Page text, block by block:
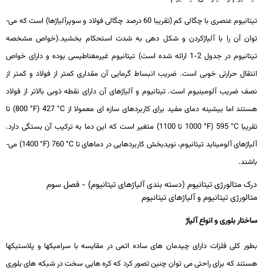
تیتانیوم عنصری با چگالی کم (تقریبا 60 درصد چگالی فولاد و سوپرآلیاژها) است که می­
توان آن را با آلیاژکردن و شکل دهی به شدت استحکام بخشید.(خواص مشخصه
تیتانیوم در جدول 2-1 ارائه شده است) تیتانیوم غیرمغناطیسی بوده و دارای خواص
انتقال حرارتی خوبی است. ضریب انبساط گرمایی آن مقداری کمتر از فولاد و کمتر از
نصف ضریب آلومینیوم است. تیتانیوم و آلیاژهای آن دارای نقطه ذوبی بالاتر از فولاد
هستند اما بیشینه دمای مفید برای کاربردهای سازه­ ای معمولا از °C
427 (
°F
800) تا
تقریبا °C
595 (
°F
1000 تا 1100) متغیر است که این دما به ترکیب آن بستگی دارد.
آلیاژهای آلومیناید تیتانیوم، نویدبخش کاربردهایی در دماهای تا °C
760 (
°F
1400) می­
باشند.
درک متالورژی تیتانیوم (دسته بندی آلیاژهای تیتانیوم) - فصل سوم
متالورژی تیتانیوم و آلیاژهای تیتانیوم
ساختار بلوری و انواع آلیاژ
بطور کلی فلزات دارای چیدمان­ های ساده اتمی در مقایسه با سرامیک­ها و پلاستیک­ها
هستند که برای راحتی می­ توان چنین تصور کرد که کره­ هایی سخت در شبکه ­های بلوری